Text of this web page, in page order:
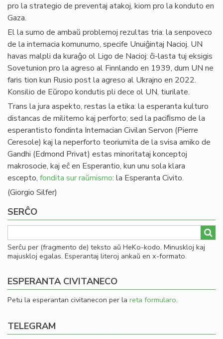
pro la strategio de preventaj atakoj, kiom pro la konduto en
Gaza.
El la sumo de ambaŭ problemoj rezultas tria: la senpoveco
de la internacia komunumo, specife Unuiĝintaj Nacioj. UN
havas malpli da kuraĝo ol Ligo de Nacioj: ĉi-lasta tuj eksigis
Sovetunion pro la agreso al Finnlando en 1939, dum UN ne
faris tion kun Rusio post la agreso al Ukrajno en 2022.
Konsilio de Eŭropo kondutis pli dece ol UN, tiurilate.
Trans la jura aspekto, restas la etika: la esperanta kulturo
distancas de militemo kaj perforto; sed la paciﬁsmo de la
esperantisto fondinta Internacian Civilan Servon (Pierre
Ceresole) kaj la neperforto teoriumita de la svisa amiko de
Gandhi (Edmond Privat) estas minoritataj konceptoj
makrosocie, kaj eĉ en Esperantio, kun unu sola klara
escepto, fondita sur raŭmismo: la Esperanta Civito.
(Giorgio Silfer)
SERĈO
Serĉu per (fragmento de) teksto aŭ HeKo-kodo. Minuskloj kaj
majuskloj egalas. Esperantaj literoj ankaŭ en x-formato.
ESPERANTA CIVITANECO
Petu la esperantan civitanecon per la reta formularo.
TELEGRAM